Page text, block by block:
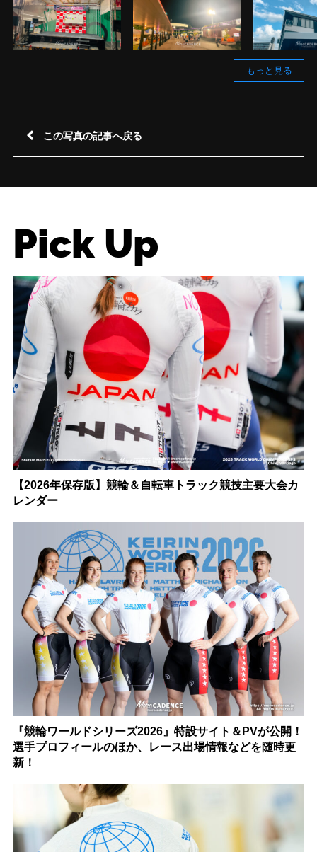
もっと見る
この写真の記事へ戻る
Pick Up
【2026年保存版】競輪＆自転車トラック競技主要大会カ
レンダー
『競輪ワールドシリーズ2026』特設サイト＆PVが公開！
選手プロフィールのほか、レース出場情報などを随時更
新！